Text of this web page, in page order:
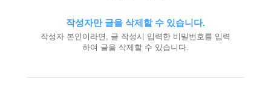
작성자만 글을 삭제할 수 있습니다.
작성자 본인이라면, 글 작성시 입력한 비밀번호를 입력
하여 글을 삭제할 수 있습니다.